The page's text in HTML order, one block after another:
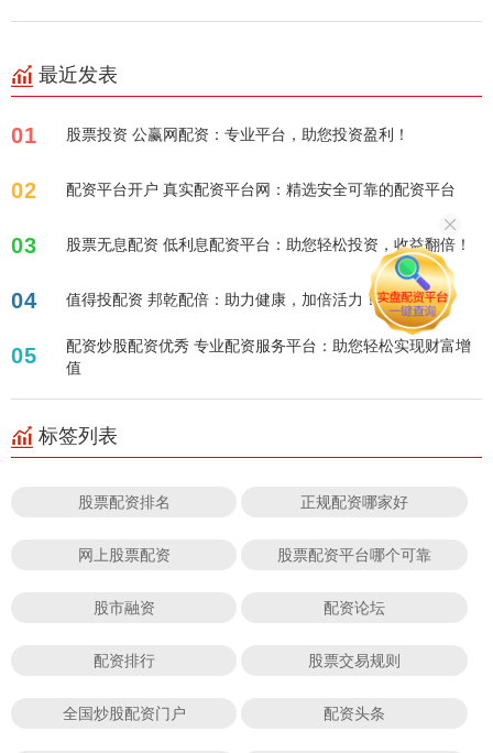
最近发表
01 股票投资 公赢网配资：专业平台，助您投资盈利！
02 配资平台开户 真实配资平台网：精选安全可靠的配资平台
03 股票无息配资 低利息配资平台：助您轻松投资，收益翻倍！
04 值得投配资 邦乾配倍：助力健康，加倍活力！
05
配资炒股配资优秀 专业配资服务平台：助您轻松实现财富增
值
标签列表
股票配资排名 正规配资哪家好
网上股票配资 股票配资平台哪个可靠
股市融资 配资论坛
配资排行 股票交易规则
全国炒股配资门户 配资头条